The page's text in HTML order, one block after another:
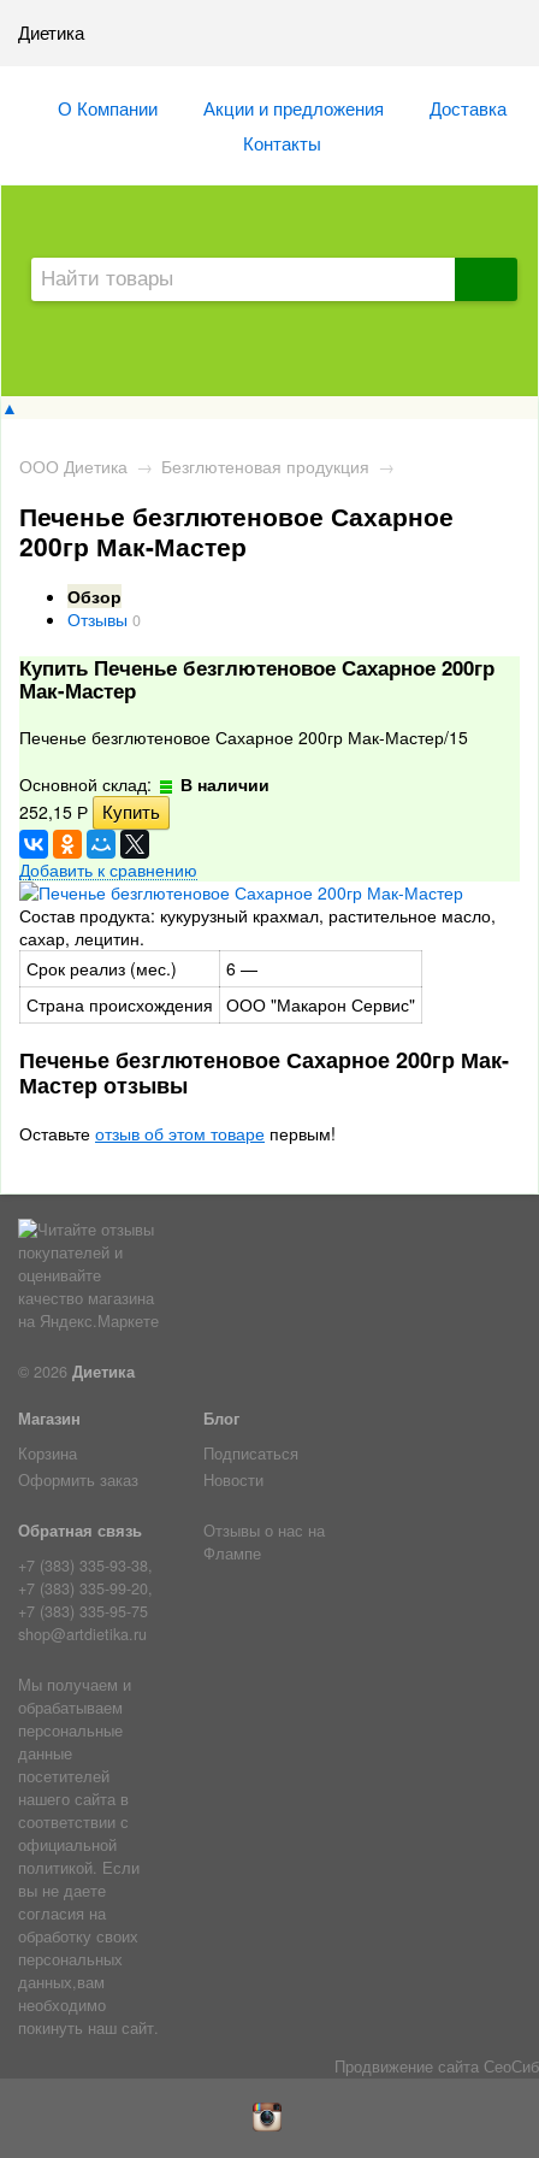
Диетика
О Компании Акции и предложения
Доставка
Контакты
▲
ООО Диетика → Безглютеновая продукция →
Печенье безглютеновое Сахарное
200гр Мак-Мастер
Обзор
Отзывы 0
Купить Печенье безглютеновое Сахарное 200гр
Мак-Мастер
Печенье безглютеновое Сахарное 200гр Мак-Мастер/15
Основной склад:
В наличии
252,15 Р
Добавить к сравнению
Состав продукта: кукурузный крахмал, растительное масло,
сахар, лецитин.
Срок реализ (мес.)
6 —
Страна происхождения ООО "Макарон Сервис"
Печенье безглютеновое Сахарное 200гр Мак-
Мастер отзывы
Оставьте отзыв об этом товаре первым!
© 2026 Диетика
Магазин
Корзина
Оформить заказ
Блог
Подписаться
Новости
Обратная связь
+7 (383) 335-93-38,
+7 (383) 335-99-20,
+7 (383) 335-95-75
shop@artdietika.ru
Отзывы о нас на
Флампе
Мы получаем и
обрабатываем
персональные
данные
посетителей
нашего сайта в
соответствии с
официальной
политикой. Если
вы не даете
согласия на
обработку своих
персональных
данных,вам
необходимо
покинуть наш сайт.
Продвижение сайта СеоСиб